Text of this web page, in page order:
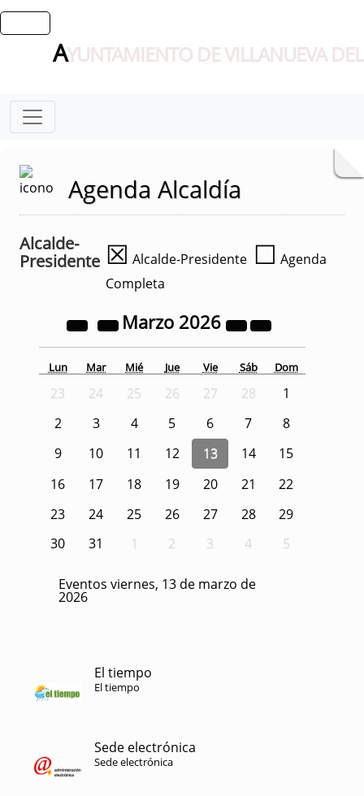
AYUNTAMIENTO DE VILLANUEVA
Agenda Alcaldía
Alcalde-
Presidente ☒ Alcalde-Presidente ☐ Agenda
Completa
Marzo 2026
Lun Mar Mié Jue Vie Sáb Dom
23 24 25 26 27 28
1
2
3 4 5 6 7
8
9
10 11 12 13 14
15
16
17 18 19 20 21
22
23
24 25 26 27 28
29
30
31 1 2 3 4 5
Eventos viernes, 13 de marzo de
2026
El tiempo
El tiempo
Sede electrónica
Sede electrónica